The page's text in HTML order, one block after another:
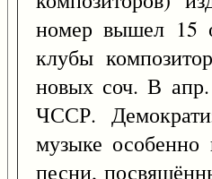
номер вышел 15
клубы
новых соч. В апр.
ЧССР.
музыке особенно
песни,